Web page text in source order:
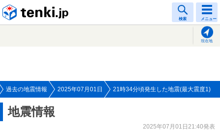
検索 メニュー
現在地
過去の地震情報 2025年07月01日 21時34分頃発生した地震(最大震度1)
地震情報
2025年07月01日21:40発表